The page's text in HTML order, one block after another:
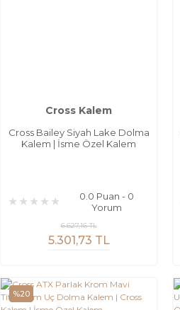
Cross Kalem
Cross Bailey Siyah Lake Dolma
Kalem | İsme Özel Kalem
0.0 Puan - 0
Yorum
5.301,73 TL
6.627,16 TL
%20